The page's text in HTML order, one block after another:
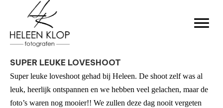
SUPER LEUKE LOVESHOOT
Super leuke loveshoot gehad bij Heleen. De shoot zelf was al
leuk, heerlijk ontspannen en we hebben veel gelachen, maar de
foto’s waren nog mooier!! We zullen deze dag nooit vergeten